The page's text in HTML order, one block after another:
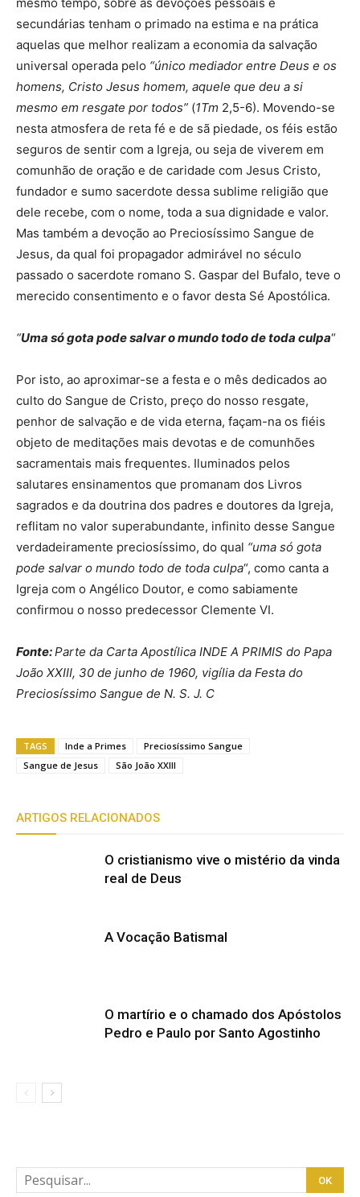
secundárias tenham o primado na estima e na prática
aquelas que melhor realizam a economia da salvação
universal operada pelo “único mediador entre Deus e os
homens, Cristo Jesus homem, aquele que deu a si
mesmo em resgate por todos” (1Tm 2,5-6). Movendo-se
nesta atmosfera de reta fé e de sã piedade, os féis estão
seguros de sentir com a Igreja, ou seja de viverem em
comunhão de oração e de caridade com Jesus Cristo,
fundador e sumo sacerdote dessa sublime religião que
dele recebe, com o nome, toda a sua dignidade e valor.
Mas também a devoção ao Preciosíssimo Sangue de
Jesus, da qual foi propagador admirável no século
passado o sacerdote romano S. Gaspar del Bufalo, teve o
merecido consentimento e o favor desta Sé Apostólica.
“Uma só gota pode salvar o mundo todo de toda culpa“
Por isto, ao aproximar-se a festa e o mês dedicados ao
culto do Sangue de Cristo, preço do nosso resgate,
penhor de salvação e de vida eterna, façam-na os fiéis
objeto de meditações mais devotas e de comunhões
sacramentais mais frequentes. Iluminados pelos
salutares ensinamentos que promanam dos Livros
sagrados e da doutrina dos padres e doutores da Igreja,
reflitam no valor superabundante, infinito desse Sangue
verdadeiramente preciosíssimo, do qual “uma só gota
pode salvar o mundo todo de toda culpa“, como canta a
Igreja com o Angélico Doutor, e como sabiamente
confirmou o nosso predecessor Clemente VI.
Fonte:Parte da Carta Apostílica INDE A PRIMIS do Papa
João XXIII, 30 de junho de 1960, vigília da Festa do
Preciosíssimo Sangue de N. S. J. C
TAGS Inde a Primes
Preciosíssimo Sangue
Sangue de Jesus
São João XXIII
ARTIGOS RELACIONADOS
O cristianismo vive o mistério da vinda
real de Deus
A Vocação Batismal
O martírio e o chamado dos Apóstolos
Pedro e Paulo por Santo Agostinho